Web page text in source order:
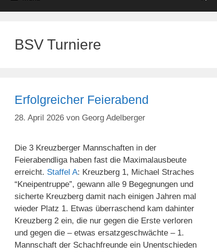
BSV Turniere
Erfolgreicher Feierabend
28. April 2026 von Georg Adelberger
Die 3 Kreuzberger Mannschaften in der
Feierabendliga haben fast die Maximalausbeute
erreicht. Staffel A: Kreuzberg 1, Michael Straches
“Kneipentruppe”, gewann alle 9 Begegnungen und
sicherte Kreuzberg damit nach einigen Jahren mal
wieder Platz 1. Etwas überraschend kam dahinter
Kreuzberg 2 ein, die nur gegen die Erste verloren
und gegen die – etwas ersatzgeschwächte – 1.
Mannschaft der Schachfreunde ein Unentschieden